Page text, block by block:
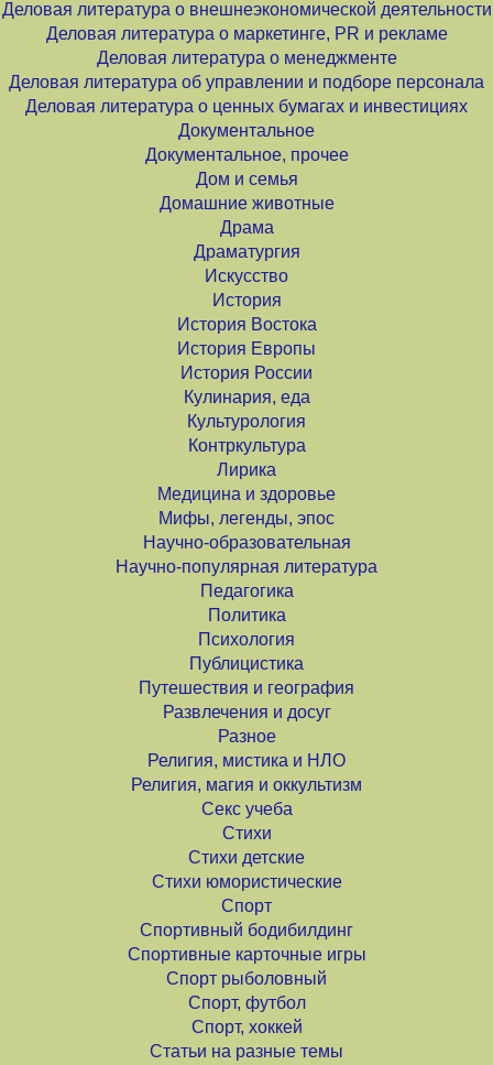
Деловая литература о внешнеэкономической деятельности
Деловая литература о маркетинге, PR и рекламе
Деловая литература о менеджменте
Деловая литература об управлении и подборе персонала
Деловая литература о ценных бумагах и инвестициях
Документальное
Документальное, прочее
Дом и семья
Домашние животные
Драма
Драматургия
Искусство
История
История Востока
История Европы
История России
Кулинария, еда
Культурология
Контркультура
Лирика
Медицина и здоровье
Мифы, легенды, эпос
Научно-образовательная
Научно-популярная литература
Педагогика
Политика
Психология
Публицистика
Путешествия и география
Развлечения и досуг
Разное
Религия, мистика и НЛО
Религия, магия и оккультизм
Секс учеба
Стихи
Стихи детские
Стихи юмористические
Спорт
Спортивный бодибилдинг
Спортивные карточные игры
Спорт рыболовный
Спорт, футбол
Спорт, хоккей
Статьи на разные темы